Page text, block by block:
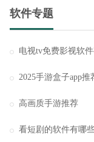
软件专题
2025手游盒子app推
高画质手游推荐
看短剧的软件有哪